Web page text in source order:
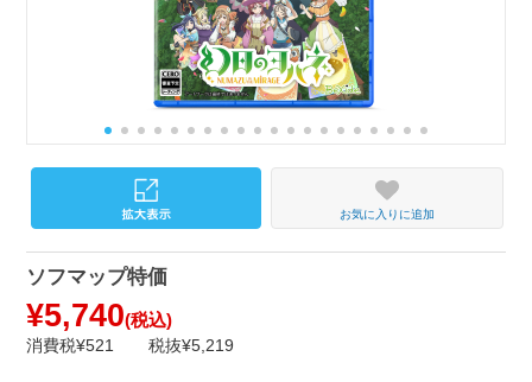
お気に入りに追加
ソフマップ特価
¥5,740(税込)
消費税¥521 税抜¥5,219